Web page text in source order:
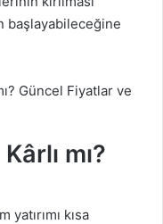
başlayabileceğine
mı?
kısa